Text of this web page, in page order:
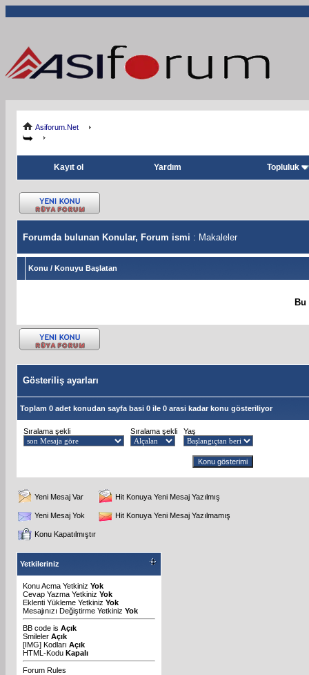
Asiforum.Net
Kayıt ol Yardım Topluluk
Forumda bulunan Konular, Forum ismi : Makaleler
Konu / Konuyu Başlatan
Bu
Gösteriliş ayarları
Toplam 0 adet konudan sayfa basi 0 ile 0 arasi kadar konu gösteriliyor
Sıralama şekli Sıralama şekli Yaş
Yeni Mesaj Var Hit Konuya Yeni Mesaj Yazılmış
Yeni Mesaj Yok Hit Konuya Yeni Mesaj Yazılmamış
Konu Kapatılmıştır
Yetkileriniz
Konu Acma Yetkiniz Yok
Cevap Yazma Yetkiniz Yok
Eklenti Yükleme Yetkiniz Yok
Mesajınızı Değiştirme Yetkiniz Yok
BB code is Açık
Smileler Açık
[IMG] Kodları Açık
HTML-Kodu Kapalı
Forum Rules